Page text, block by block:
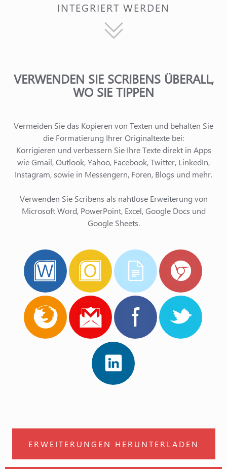
INTEGRIERT WERDEN
VERWENDEN SIE SCRIBENS ÜBERALL,
WO SIE TIPPEN
Vermeiden Sie das Kopieren von Texten und behalten Sie
die Formatierung Ihrer Originaltexte bei:
Korrigieren und verbessern Sie Ihre Texte direkt in Apps
wie Gmail, Outlook, Yahoo, Facebook, Twitter, LinkedIn,
Instagram, sowie in Messengern, Foren, Blogs und mehr.
Verwenden Sie Scribens als nahtlose Erweiterung von
Microsoft Word, PowerPoint, Excel, Google Docs und
Google Sheets.
ERWEITERUNGEN HERUNTERLADEN